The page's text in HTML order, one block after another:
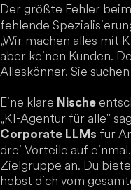
Der größte Fehler beim
fehlende
„Wir machen alles mit
aber keinen Kunden.
Alleskönner. Sie
Eine klare Nische
„KI-Agentur für alle"
Corporate LLMs für
drei Vorteile auf
Zielgruppe an. Du
hebst dich vom